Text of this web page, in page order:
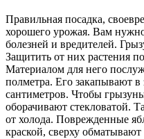
Правильная посадка,
хорошего урожая. Вам
болезней и вредителей.
Защитить от них растения
Материалом для него
полметра. Его закапывают
сантиметров. Чтобы
оборачивают стекловатой.
от холода. Поврежденные
краской, сверху обматывают